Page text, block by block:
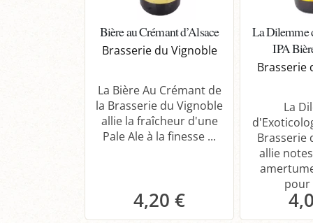
Bière au Crémant d’Alsace
Brasserie du Vignoble
La Bière Au Crémant de
la Brasserie du Vignoble
allie la fraîcheur d'une
Pale Ale à la finesse ...
4,20 €
La Dilemme
IPA
Brasserie
La
Brasserie
allie
pour